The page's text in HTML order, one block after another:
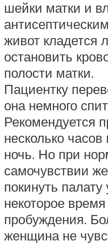
шейки матки и
живот кладется
остановить
полости матки.
Пациентку
она немного
Рекомендуется
несколько
ночь. Но при
самочувствии
покинуть палату
некоторое
пробуждения.
женщина не